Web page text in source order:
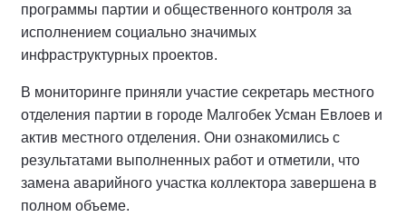
программы партии и общественного контроля за
исполнением социально значимых
инфраструктурных проектов.
В мониторинге приняли участие секретарь местного
отделения партии в городе Малгобек Усман Евлоев и
актив местного отделения. Они ознакомились с
результатами выполненных работ и отметили, что
замена аварийного участка коллектора завершена в
полном объеме.